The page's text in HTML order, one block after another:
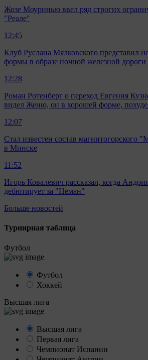
Жозе Моуринью ввел ряд строгих
"Реале"
12:45
Клуб Руслана Мялковского представил
формы в образе ночной железной
12:28
Роман Ротенберг о переход Евгения
видел Женю, он в хорошей форме,
12:07
Стал известен состав магнитогорского
в Минске
11:52
Игорь Ковалевич рассказал, когда
дебютирует за "Неман"
Больше новостей
Турнирная таблица
Футбол
Футбол
Хоккей
Высшая лига
Высшая лига
Первая лига
Чемпионат Испании